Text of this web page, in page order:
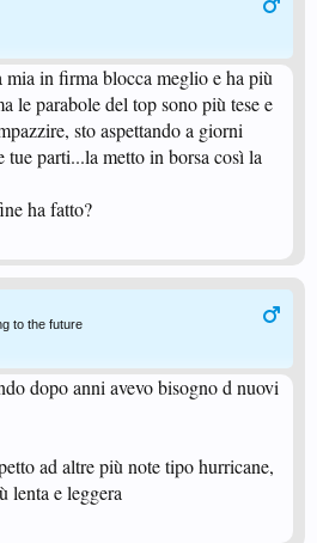
in firma blocca meglio e ha più
le parabole del top sono più tese e
sto aspettando a giorni
parti...la metto in borsa così la
ha fatto?
to the future
dopo anni avevo bisogno d nuovi
ad altre più note tipo hurricane,
lenta e leggera